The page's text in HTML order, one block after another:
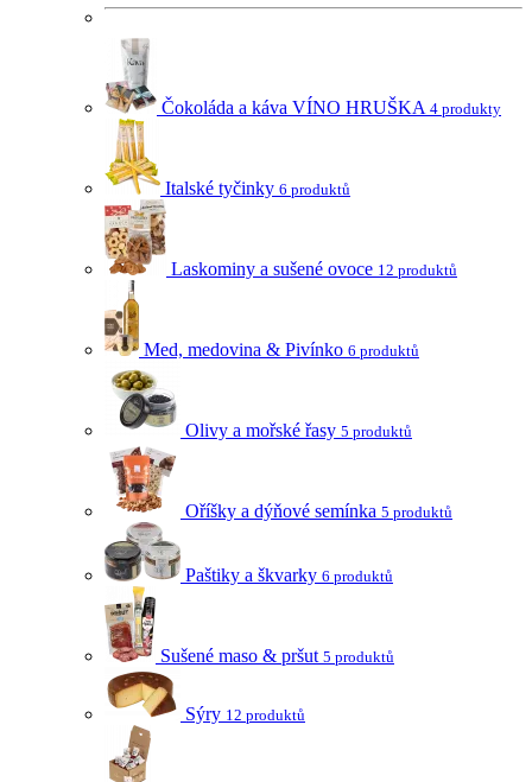
Čokoláda a káva VÍNO HRUŠKA 4 produkty
Italské tyčinky 6 produktů
Laskominy a sušené ovoce 12 produktů
Med, medovina & Pivínko 6 produktů
Olivy a mořské řasy 5 produktů
Oříšky a dýňové semínka 5 produktů
Paštiky a škvarky 6 produktů
Sušené maso & pršut 5 produktů
Sýry 12 produktů